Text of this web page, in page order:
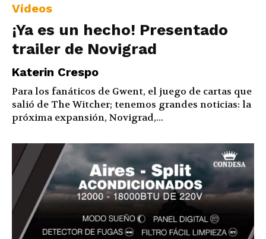
Vídeos
¡Ya es un hecho! Presentado
trailer de Novigrad
Katerin Crespo
Para los fanáticos de Gwent, el juego de cartas que
salió de The Witcher; tenemos grandes noticias: la
próxima expansión, Novigrad,...